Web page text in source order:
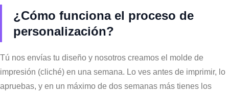
¿Cómo funciona el proceso de
personalización?
Tú nos envías tu diseño y nosotros creamos el molde de
impresión (cliché) en una semana. Lo ves antes de imprimir, lo
apruebas, y en un máximo de dos semanas más tienes los